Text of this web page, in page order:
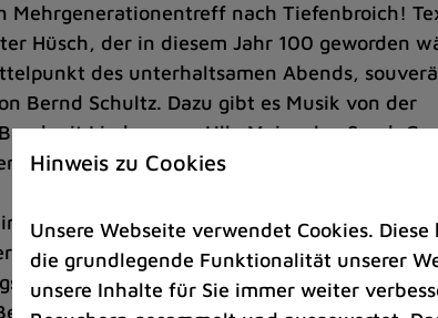
Mehrgenerationentreff nach Tiefenbroich!
Hüsch, der in diesem Jahr 100 geworden
des unterhaltsamen Abends,
Bernd Schultz. Dazu gibt es Musik von der
mit Liedern von Ulla Meinecke, Sarah
und Udo Lindenberg.
Veranstaltung, die mit 80 Plätzen
sein wird, gehört zu einem
zum Thema “Kultur im Stadtteil“, den
Barbara Buscher-Sander,
Hinweis zu Cookies
Unsere Webseite verwendet Cookies.
die grundlegende Funktionalität unserer
unsere Inhalte für Sie immer weiter